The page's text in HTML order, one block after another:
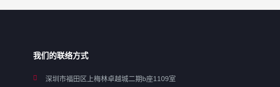
我们的联络方式
深圳市福田区上梅林卓越城二期b座1109室